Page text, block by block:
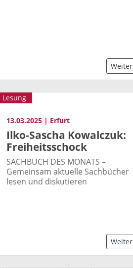
Weiter
Lesung
13.03.2025 | Erfurt
Ilko-Sascha Kowalczuk:
Freiheitsschock
SACHBUCH DES MONATS –
Gemeinsam aktuelle Sachbücher
lesen und diskutieren
Weiter